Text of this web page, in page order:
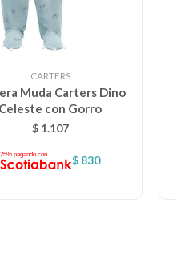
CARTERS
Muda Carters Dino
Celeste con Gorro
$ 1.107
$ 830